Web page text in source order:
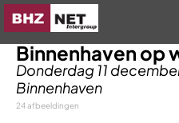
Binnenhaven op
Donderdag 11
Binnenhaven
24 afbeeldingen